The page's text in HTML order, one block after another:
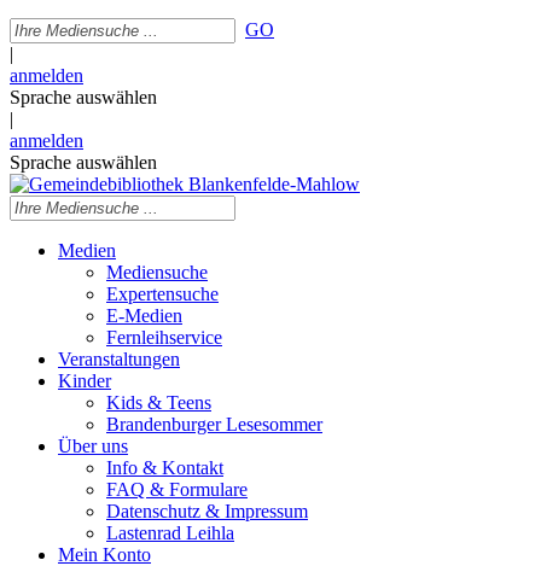
GO
|
anmelden
Sprache auswählen
|
anmelden
Sprache auswählen
Medien
Mediensuche
Expertensuche
E-Medien
Fernleihservice
Veranstaltungen
Kinder
Kids & Teens
Brandenburger Lesesommer
Über uns
Info & Kontakt
FAQ & Formulare
Datenschutz & Impressum
Lastenrad Leihla
Mein Konto